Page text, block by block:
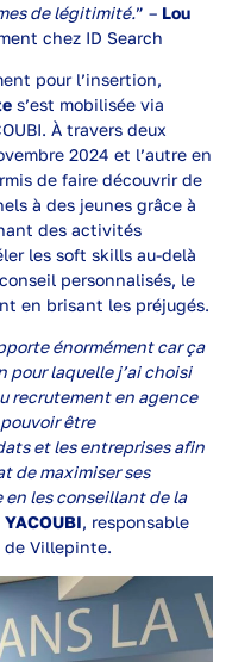
de légitimité.” – Lou
chez ID Search
pour l’insertion,
s’est mobilisée via
À travers deux
2024 et l’autre en
de faire découvrir de
à des jeunes grâce à
des activités
les soft skills au-delà
personnalisés, le
en brisant les préjugés.
énormément car ça
pour laquelle j’ai choisi
recrutement en agence
être
et les entreprises afin
de maximiser ses
en les conseillant de la
, responsable
de Villepinte.